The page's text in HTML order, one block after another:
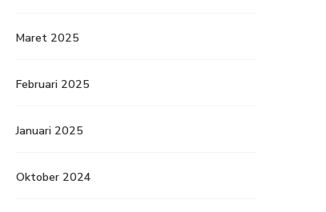
Maret 2025
Februari 2025
Januari 2025
Oktober 2024